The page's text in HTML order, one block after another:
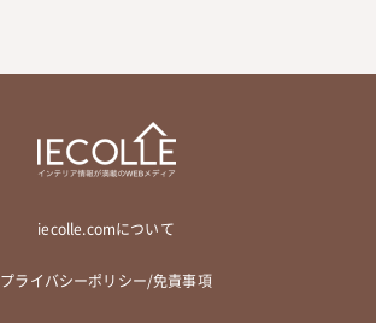
iecolle.comについて
プライバシーポリシー/免責事項